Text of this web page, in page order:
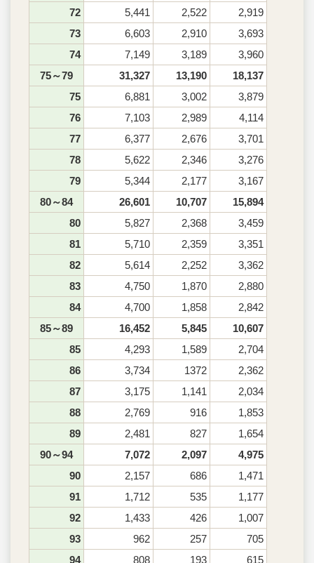
72
5,441 2,522
2,919
73
6,603 2,910
3,693
74
7,149 3,189
3,960
75～79
31,327 13,190
18,137
75
6,881 3,002
3,879
76
7,103 2,989
4,114
77
6,377 2,676
3,701
78
5,622 2,346
3,276
79
5,344 2,177
3,167
80～84
26,601 10,707
15,894
80
5,827 2,368
3,459
81
5,710 2,359
3,351
82
5,614 2,252
3,362
83
4,750 1,870
2,880
84
4,700 1,858
2,842
85～89
16,452 5,845
10,607
85
4,293 1,589
2,704
86
3,734 1372
2,362
87
3,175 1,141
2,034
88
2,769 916
1,853
89
2,481 827
1,654
90～94
7,072 2,097
4,975
90
2,157 686
1,471
91
1,712 535
1,177
92
1,433 426
1,007
93
962 257
705
94
808 193
615